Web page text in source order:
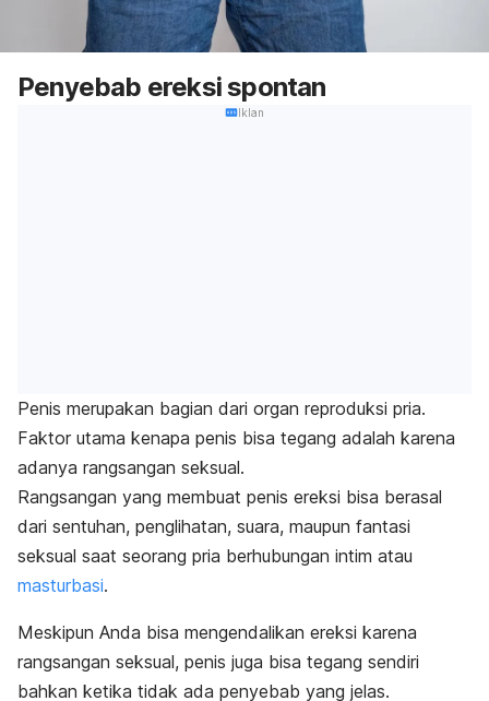
Penyebab ereksi spontan
Iklan
Penis merupakan bagian dari organ reproduksi pria.
Faktor utama kenapa penis bisa tegang adalah karena
adanya rangsangan seksual.
Rangsangan yang membuat penis ereksi bisa berasal
dari sentuhan, penglihatan, suara, maupun fantasi
seksual saat seorang pria berhubungan intim atau
masturbasi.
Meskipun Anda bisa mengendalikan ereksi karena
rangsangan seksual, penis juga bisa tegang sendiri
bahkan ketika tidak ada penyebab yang jelas.